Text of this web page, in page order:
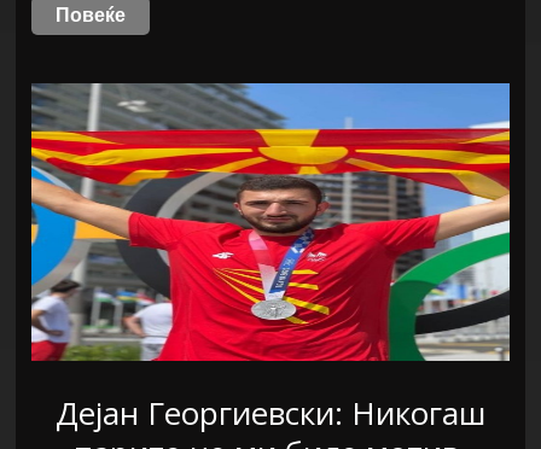
Повеќе
Дејан Георгиевски: Никогаш